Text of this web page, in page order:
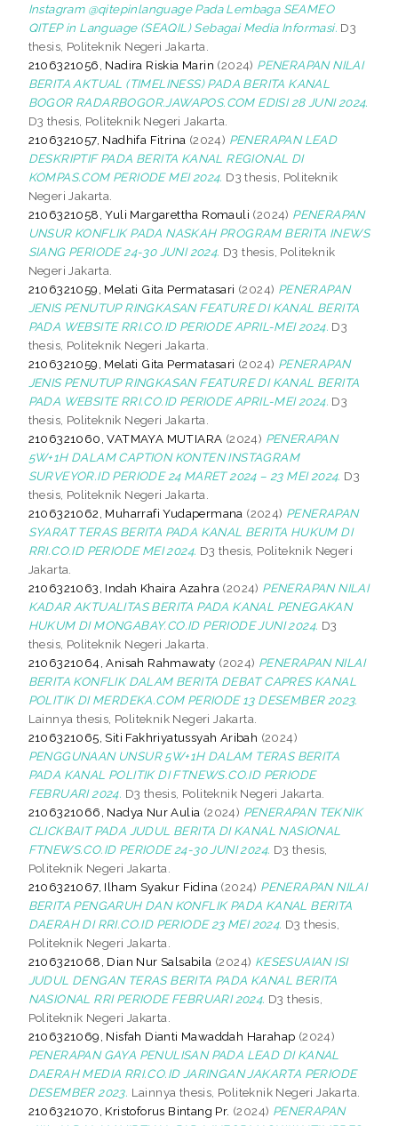
Instagram @qitepinlanguage Pada Lembaga SEAMEO
QITEP in Language (SEAQIL) Sebagai Media Informasi. D3
thesis, Politeknik Negeri Jakarta.
2106321056, Nadira Riskia Marin (2024) PENERAPAN NILAI
BERITA AKTUAL (TIMELINESS) PADA BERITA KANAL
BOGOR RADARBOGOR.JAWAPOS.COM EDISI 28 JUNI 2024.
D3 thesis, Politeknik Negeri Jakarta.
2106321057, Nadhifa Fitrina (2024) PENERAPAN LEAD
DESKRIPTIF PADA BERITA KANAL REGIONAL DI
KOMPAS.COM PERIODE MEI 2024. D3 thesis, Politeknik
Negeri Jakarta.
2106321058, Yuli Margarettha Romauli (2024) PENERAPAN
UNSUR KONFLIK PADA NASKAH PROGRAM BERITA INEWS
SIANG PERIODE 24-30 JUNI 2024. D3 thesis, Politeknik
Negeri Jakarta.
2106321059, Melati Gita Permatasari (2024) PENERAPAN
JENIS PENUTUP RINGKASAN FEATURE DI KANAL BERITA
PADA WEBSITE RRI.CO.ID PERIODE APRIL-MEI 2024. D3
thesis, Politeknik Negeri Jakarta.
2106321059, Melati Gita Permatasari (2024) PENERAPAN
JENIS PENUTUP RINGKASAN FEATURE DI KANAL BERITA
PADA WEBSITE RRI.CO.ID PERIODE APRIL-MEI 2024. D3
thesis, Politeknik Negeri Jakarta.
2106321060, VATMAYA MUTIARA (2024) PENERAPAN
5W+1H DALAM CAPTION KONTEN INSTAGRAM
SURVEYOR.ID PERIODE 24 MARET 2024 – 23 MEI 2024. D3
thesis, Politeknik Negeri Jakarta.
2106321062, Muharrafi Yudapermana (2024) PENERAPAN
SYARAT TERAS BERITA PADA KANAL BERITA HUKUM DI
RRI.CO.ID PERIODE MEI 2024. D3 thesis, Politeknik Negeri
Jakarta.
2106321063, Indah Khaira Azahra (2024) PENERAPAN NILAI
KADAR AKTUALITAS BERITA PADA KANAL PENEGAKAN
HUKUM DI MONGABAY.CO.ID PERIODE JUNI 2024. D3
thesis, Politeknik Negeri Jakarta.
2106321064, Anisah Rahmawaty (2024) PENERAPAN NILAI
BERITA KONFLIK DALAM BERITA DEBAT CAPRES KANAL
POLITIK DI MERDEKA.COM PERIODE 13 DESEMBER 2023.
Lainnya thesis, Politeknik Negeri Jakarta.
2106321065, Siti Fakhriyatussyah Aribah (2024)
PENGGUNAAN UNSUR 5W+1H DALAM TERAS BERITA
PADA KANAL POLITIK DI FTNEWS.CO.ID PERIODE
FEBRUARI 2024. D3 thesis, Politeknik Negeri Jakarta.
2106321066, Nadya Nur Aulia (2024) PENERAPAN TEKNIK
CLICKBAIT PADA JUDUL BERITA DI KANAL NASIONAL
FTNEWS.CO.ID PERIODE 24-30 JUNI 2024. D3 thesis,
Politeknik Negeri Jakarta.
2106321067, Ilham Syakur Fidina (2024) PENERAPAN NILAI
BERITA PENGARUH DAN KONFLIK PADA KANAL BERITA
DAERAH DI RRI.CO.ID PERIODE 23 MEI 2024. D3 thesis,
Politeknik Negeri Jakarta.
2106321068, Dian Nur Salsabila (2024) KESESUAIAN ISI
JUDUL DENGAN TERAS BERITA PADA KANAL BERITA
NASIONAL RRI PERIODE FEBRUARI 2024. D3 thesis,
Politeknik Negeri Jakarta.
2106321069, Nisfah Dianti Mawaddah Harahap (2024)
PENERAPAN GAYA PENULISAN PADA LEAD DI KANAL
DAERAH MEDIA RRI.CO.ID JARINGAN JAKARTA PERIODE
DESEMBER 2023. Lainnya thesis, Politeknik Negeri Jakarta.
2106321070, Kristoforus Bintang Pr. (2024) PENERAPAN